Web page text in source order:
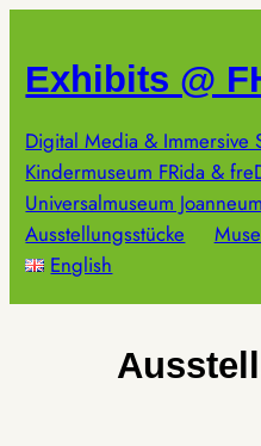
springen
Exhibits @
Digital Media & Immersive
Kindermuseum FRida &
Universalmuseum Joanneum
Ausstellungsstücke
English